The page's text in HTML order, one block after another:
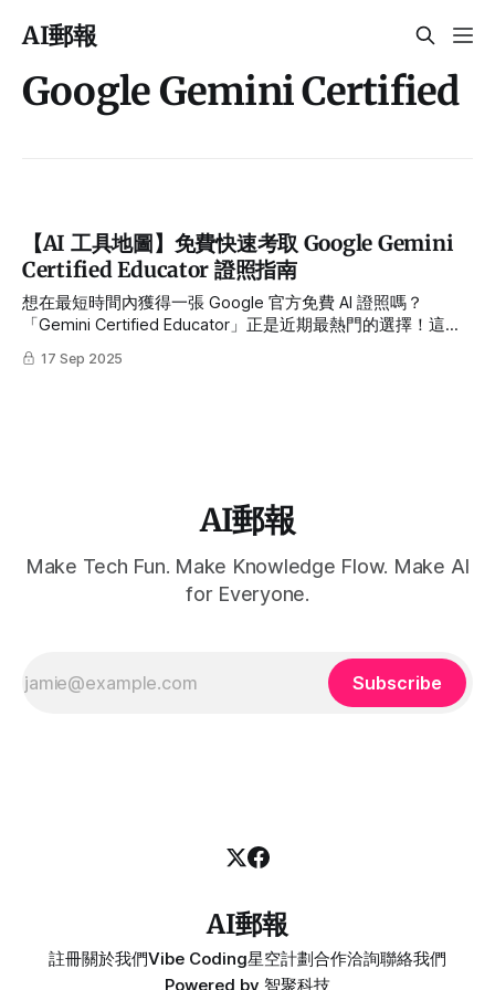
AI郵報
Google Gemini Certified
【AI 工具地圖】免費快速考取 Google Gemini
Certified Educator 證照指南
想在最短時間內獲得一張 Google 官方免費 AI 證照嗎？
「Gemini Certified Educator」正是近期最熱門的選擇！這是
一張專為教育者與學習者設計的 AI 能力認證，只要完成 37 題
不限時的選擇題，就能立刻拿到有效期三年的電子證書，還能
17 Sep 2025
AI郵報
Make Tech Fun. Make Knowledge Flow. Make AI
for Everyone.
Subscribe
AI郵報
註冊關於我們Vibe Coding星空計劃合作洽詢聯絡我們
Powered by 智聚科技